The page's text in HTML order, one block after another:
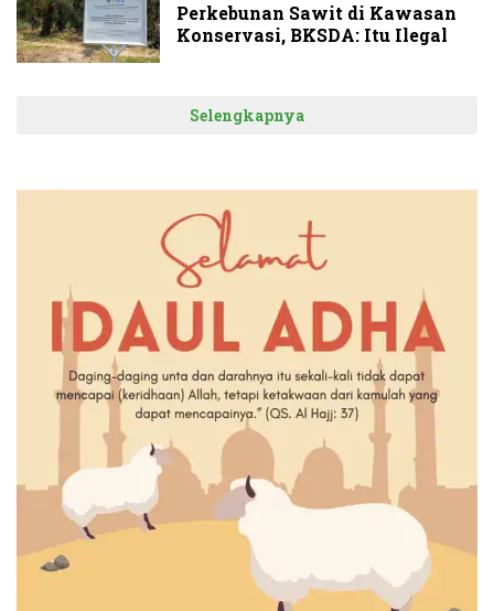
Perkebunan Sawit di Kawasan
Konservasi, BKSDA: Itu Ilegal
Selengkapnya